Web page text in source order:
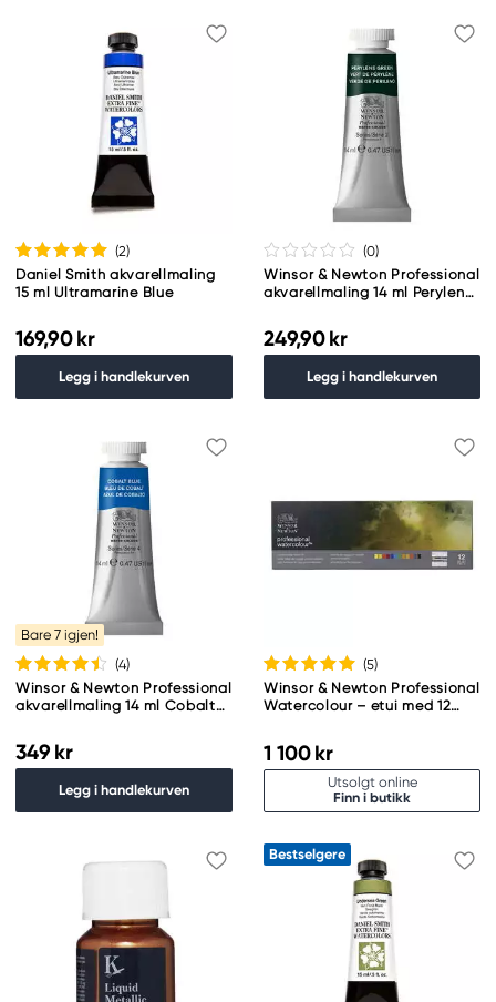
(2)
Daniel Smith akvarellmaling
15 ml Ultramarine Blue
169,90 kr
Legg i handlekurven
(0)
Winsor & Newton Professional
akvarellmaling 14 ml Perylene
249,90 kr
Legg i handlekurven
Bare 7 igjen!
(4)
Winsor & Newton Professional
akvarellmaling 14 ml Cobalt
349 kr
Legg i handlekurven
(5)
Winsor & Newton Professional
Watercolour – etui med 12
1 100 kr
Utsolgt online
Finn i butikk
Bestselgere